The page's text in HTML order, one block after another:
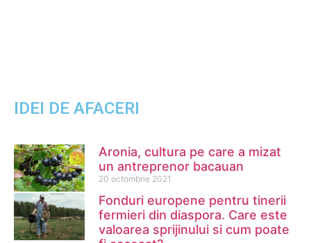
IDEI DE AFACERI
Aronia, cultura pe care a mizat
un antreprenor bacauan
20 octombrie 2021
Fonduri europene pentru tinerii
fermieri din diaspora. Care este
valoarea sprijinului si cum poate